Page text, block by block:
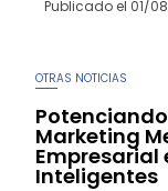
Publicado el 01/
OTRAS NOTICIAS
Potenciando
Marketing
Empresarial
Inteligentes